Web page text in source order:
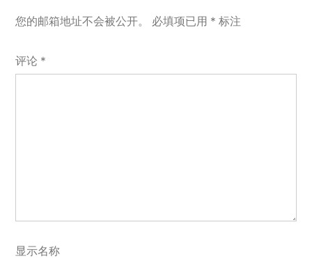
您的邮箱地址不会被公开。 必填项已用 * 标注
评论 *
显示名称